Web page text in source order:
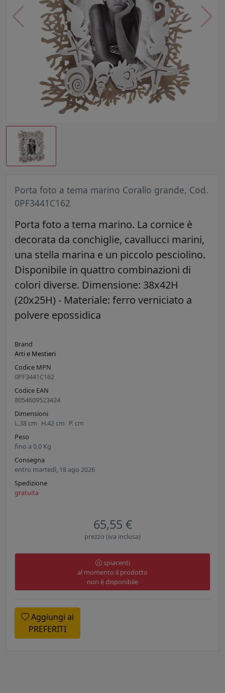
Porta foto a tema marino Corallo grande, Cod.
0PF3441C162
Porta foto a tema marino. La cornice è
decorata da conchiglie, cavallucci marini,
una stella marina e un piccolo pesciolino.
Disponibile in quattro combinazioni di
colori diverse. Dimensione: 38x42H
(20x25H) - Materiale: ferro verniciato a
polvere epossidica
Brand
Arti e Mestieri
Codice MPN
0PF3441C162
Codice EAN
8054609523424
Dimensioni
L.38 cm H.42 cm P. cm
Peso
fino a 0,0 Kg
Consegna
entro martedì, 18 ago 2026
Spedizione
gratuita
65,55 €
prezzo (iva inclusa)
spiacenti
al momento il prodotto
non è disponibile
Aggiungi ai
PREFERITI